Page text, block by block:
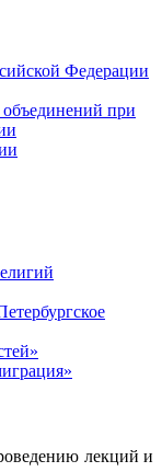
Федерации
при
лекций и